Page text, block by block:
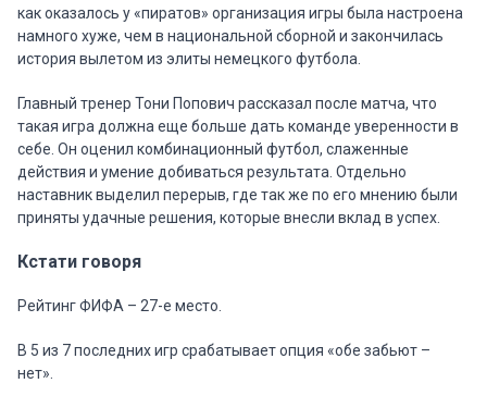
как оказалось у «пиратов» организация игры была настроена
намного хуже, чем в национальной сборной и закончилась
история вылетом из элиты немецкого футбола.
Главный тренер Тони Попович рассказал после матча, что
такая игра должна еще больше дать команде уверенности в
себе. Он оценил комбинационный футбол, слаженные
действия и умение добиваться результата. Отдельно
наставник выделил перерыв, где так же по его мнению были
приняты удачные решения, которые внесли вклад в успех.
Кстати говоря
Рейтинг ФИФА – 27-е место.
В 5 из 7 последних игр срабатывает опция «обе забьют –
нет».